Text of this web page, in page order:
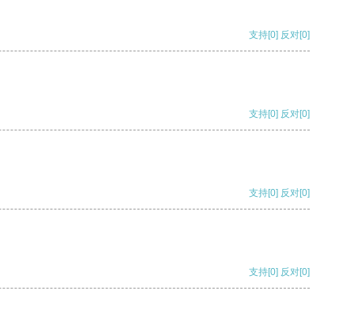
支持[0] 反对[0]
支持[0] 反对[0]
支持[0] 反对[0]
支持[0] 反对[0]